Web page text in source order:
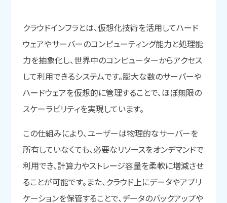
クラウドインフラとは、仮想化技術を活用してハード
ウェアやサーバーのコンピューティング能力と処理能
力を抽象化し、世界中のコンピューターからアクセス
して利用できるシステムです。膨大な数のサーバーや
ハードウェアを仮想的に管理することで、ほぼ無限の
スケーラビリティを実現しています。
この仕組みにより、ユーザーは物理的なサーバーを
所有していなくても、必要なリソースをオンデマンドで
利用でき、計算力やストレージ容量を柔軟に増減させ
ることが可能です。また、クラウド上にデータやアプリ
ケーションを保管することで、データのバックアップや